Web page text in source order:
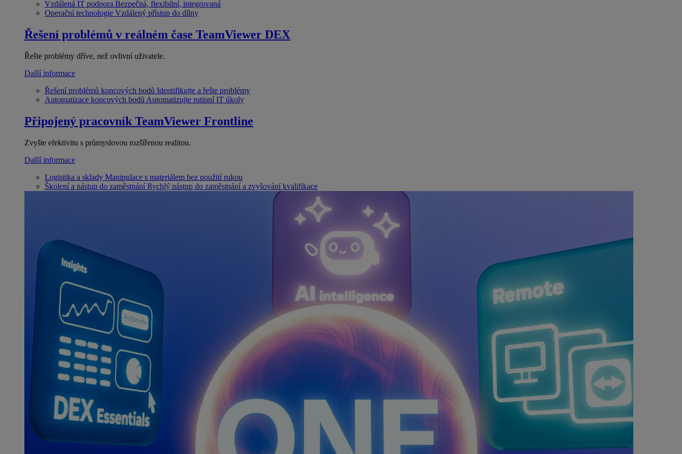
Vzdálená IT podpora Bezpečná, flexibilní, integrovaná
Operační technologie Vzdálený přístup do dílny
Řešení problémů v reálném čase TeamViewer DEX
Řešte problémy dříve, než ovlivní uživatele.
Další informace
Řešení problémů koncových bodů Identifikujte a řešte problémy
Automatizace koncových bodů Automatizujte rutinní IT úkoly
Připojený pracovník TeamViewer Frontline
Zvyšte efektivitu s průmyslovou rozšířenou realitou.
Další informace
Logistika a sklady Manipulace s materiálem bez použití rukou
Školení a nástup do zaměstnání Rychlý nástup do zaměstnání a zvyšování kvalifikace